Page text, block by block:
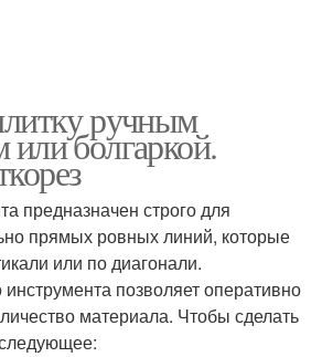
ручным
или болгаркой.
предназначен строго для
прямых ровных линий, которые
или по диагонали.
инструмента позволяет оперативно
материала. Чтобы сделать